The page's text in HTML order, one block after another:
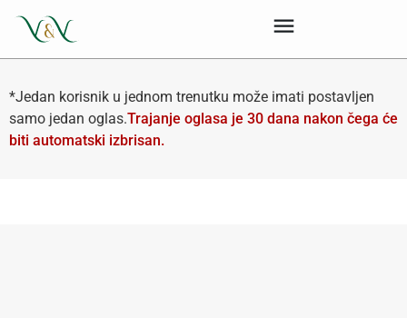
*Jedan korisnik u jednom trenutku može imati postavljen
samo jedan oglas.Trajanje oglasa je 30 dana nakon čega će
biti automatski izbrisan.